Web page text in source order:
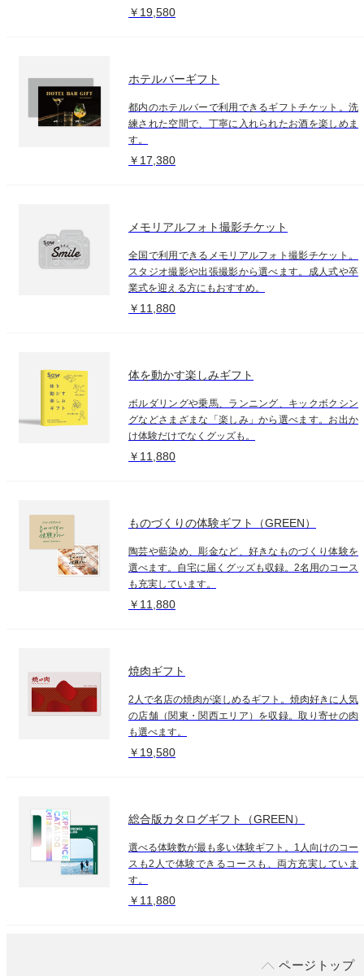
￥19,580
ホテルバーギフト
都内のホテルバーで利用できるギフトチケット。洗
練された空間で、丁寧に入れられたお酒を楽しめま
す。
￥17,380
メモリアルフォト撮影チケット
全国で利用できるメモリアルフォト撮影チケット。
スタジオ撮影や出張撮影から選べます。成人式や卒
業式を迎える方にもおすすめ。
￥11,880
体を動かす楽しみギフト
ボルダリングや乗馬、ランニング、キックボクシン
グなどさまざまな「楽しみ」から選べます。お出か
け体験だけでなくグッズも。
￥11,880
ものづくりの体験ギフト（GREEN）
陶芸や藍染め、彫金など、好きなものづくり体験を
選べます。自宅に届くグッズも収録。2名用のコース
も充実しています。
￥11,880
焼肉ギフト
2人で名店の焼肉が楽しめるギフト。焼肉好きに人気
の店舗（関東・関西エリア）を収録。取り寄せの肉
も選べます。
￥19,580
総合版カタログギフト（GREEN）
選べる体験数が最も多い体験ギフト。1人向けのコー
スも2人で体験できるコースも、両方充実していま
す。
￥11,880
ページトップ